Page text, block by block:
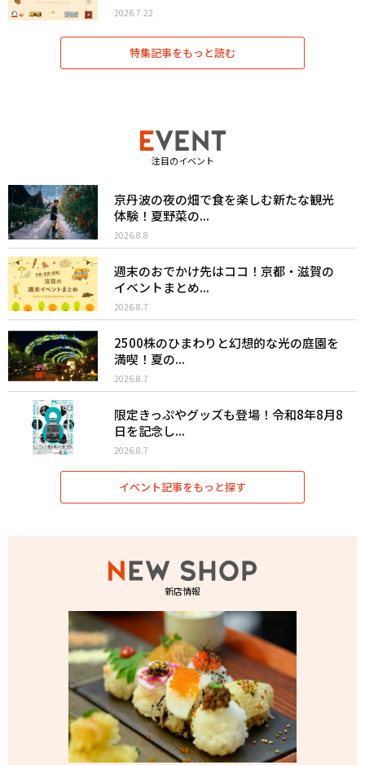
2026.7.22
特集記事をもっと読む
注目のイベント
京丹波の夜の畑で食を楽しむ新たな観光
体験！夏野菜の...
2026.8.8
週末のおでかけ先はココ！京都・滋賀の
イベントまとめ...
2026.8.7
2500株のひまわりと幻想的な光の庭園を
満喫！夏の...
2026.8.7
限定きっぷやグッズも登場！令和8年8月8
日を記念し...
2026.8.7
イベント記事をもっと探す
新店情報